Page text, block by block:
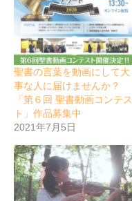
聖書の言葉を動画にして大
事な人に届けませんか？
「第６回 聖書動画コンテス
ト」作品募集中
2021年7月5日